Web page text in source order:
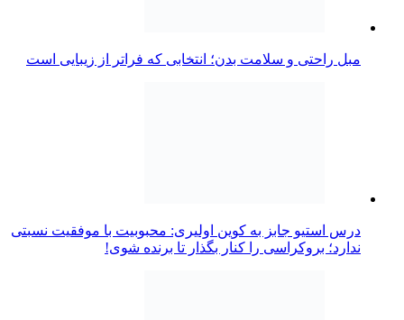
مبل راحتی و سلامت بدن؛ انتخابی که فراتر از زیبایی است
درس استیو جابز به کوین اولیری: محبوبیت با موفقیت نسبتی
ندارد؛ بروکراسی را کنار بگذار تا برنده شوی!